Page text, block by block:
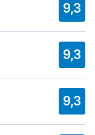
9,3
9,3
9,3